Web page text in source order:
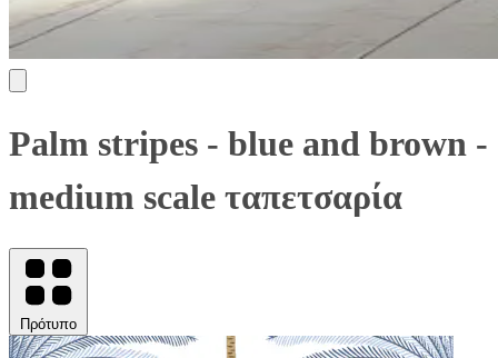
Palm stripes - blue and brown -
medium scale ταπετσαρία
Πρότυπο